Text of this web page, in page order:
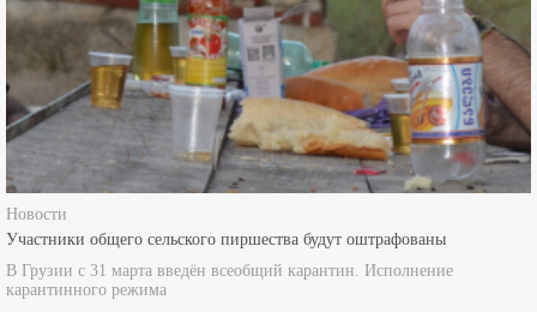
Новости
Участники общего сельского пиршества будут оштрафованы
В Грузии с 31 марта введён всеобщий карантин. Исполнение
карантинного режима
00:33 / 30.03.2020